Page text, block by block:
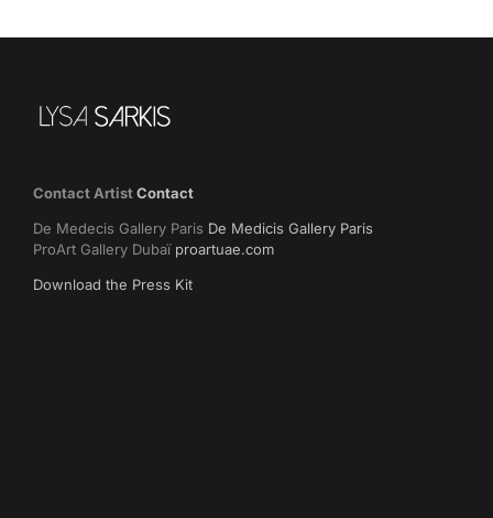
Contact ArtistContact
De Medecis Gallery Paris De Medicis Gallery Paris
ProArt Gallery Dubaï proartuae.com
Download the Press Kit